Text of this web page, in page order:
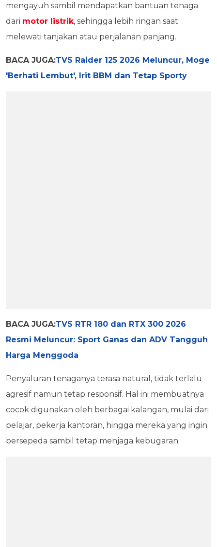
mengayuh sambil mendapatkan bantuan tenaga
dari motor listrik, sehingga lebih ringan saat
melewati tanjakan atau perjalanan panjang.
BACA JUGA:TVS Raider 125 2026 Meluncur, Moge
'Berhati Lembut', Irit BBM dan Tetap Sporty
BACA JUGA:TVS RTR 180 dan RTX 300 2026
Resmi Meluncur: Sport Ganas dan ADV Tangguh
Harga Menggoda
Penyaluran tenaganya terasa natural, tidak terlalu
agresif namun tetap responsif. Hal ini membuatnya
cocok digunakan oleh berbagai kalangan, mulai dari
pelajar, pekerja kantoran, hingga mereka yang ingin
bersepeda sambil tetap menjaga kebugaran.